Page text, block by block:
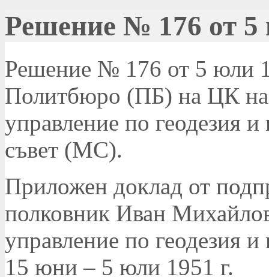
Решение № 176 от 5
Решение № 176 от 5 юли
Политбюро (ПБ) на ЦК на
управление по геодезия
съвет (МС).
Приложен доклад от
полковник Иван
управление по геодезия и
15 юни – 5 юли 1951 г.